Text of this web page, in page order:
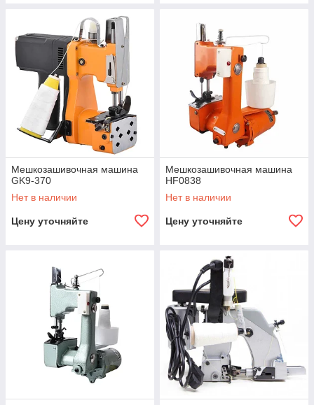
Мешкозашивочная машина
GK9-370
Нет в наличии
Цену уточняйте
Мешкозашивочная машина
HF0838
Нет в наличии
Цену уточняйте